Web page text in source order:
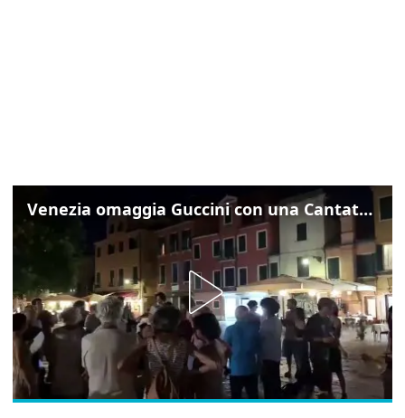
Venezia omaggia Guccini con una Cantata Anarchica in campo Santa Margherita